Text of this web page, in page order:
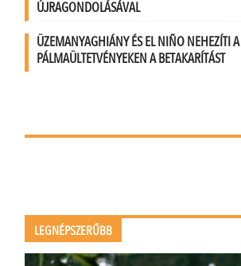
ÚJRAGONDOLÁSÁVAL
ÜZEMANYAGHIÁNY ÉS EL NIÑO NEHEZÍTI A
PÁLMAÜLTETVÉNYEKEN A BETAKARÍTÁST
LEGNÉPSZERŰBB